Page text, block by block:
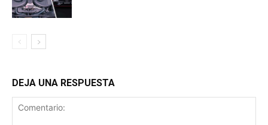
DEJA UNA RESPUESTA